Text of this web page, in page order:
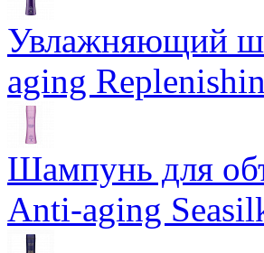
Увлажняющий
aging
Шампунь для
Anti-aging